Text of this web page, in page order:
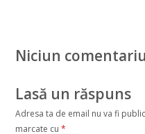
Niciun
Lasă un răspuns
Adresa ta de email nu va fi
marcate cu *